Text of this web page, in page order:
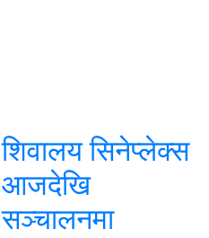
शिवालय सिनेप्लेक्स
आजदेखि
सञ्चालनमा